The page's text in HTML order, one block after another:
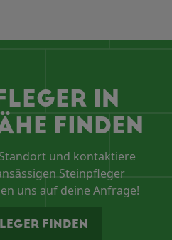
IN
FINDEN
und kontaktiere
Steinpfleger
uns auf deine Anfrage!
FINDEN